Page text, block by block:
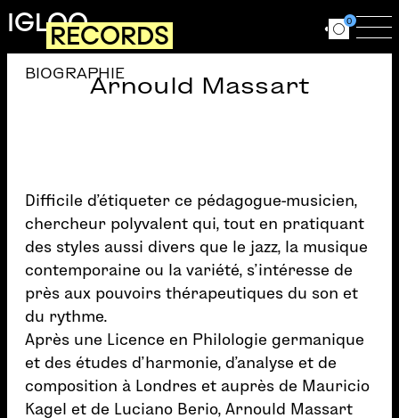
Aller au contenu principal
IGLOORECORDS Ouvrir le
0
Arnould Massart
BIOGRAPHIE
Difficile d’étiqueter ce pédagogue-musicien,
chercheur polyvalent qui, tout en pratiquant
des styles aussi divers que le jazz, la musique
contemporaine ou la variété, s’intéresse de
près aux pouvoirs thérapeutiques du son et
du rythme.
Après une Licence en Philologie germanique
et des études d’harmonie, d’analyse et de
composition à Londres et auprès de Mauricio
Kagel et de Luciano Berio, Arnould Massart